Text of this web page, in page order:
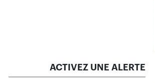
ACTIVEZ UNE ALERTE